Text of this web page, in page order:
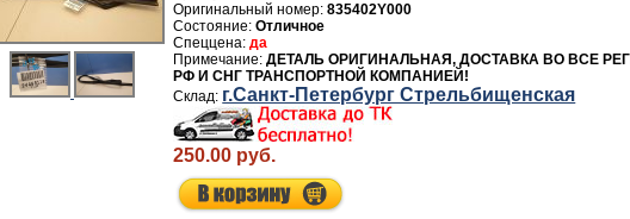
835402Y000
Отличное
да
ДЕТАЛЬ ОРИГИНАЛЬНАЯ, ДОСТАВКА ВО ВСЕ
РФ И СНГ ТРАНСПОРТНОЙ КОМПАНИЕЙ!
г.Санкт-Петербург Стрельбищенская
250.00 руб.